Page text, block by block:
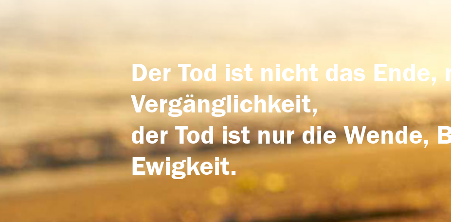
Der Tod ist nicht das Ende,
Vergänglichkeit,
der Tod ist nur die Wende,
Ewigkeit.